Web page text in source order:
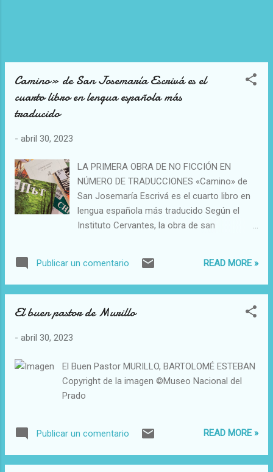
Camino» de San Josemaría Escrivá es el
cuarto libro en lengua española más
traducido
- abril 30, 2023
LA PRIMERA OBRA DE NO FICCIÓN EN
NÚMERO DE TRADUCCIONES «Camino» de
San Josemaría Escrivá es el cuarto libro en
lengua española más traducido Según el
Instituto Cervantes, la obra de san
Cervantes y las novelas de Gabriel García
Márquez «Cien años de soledad» y «El amor
27/04/23 9:37 AM (UNAV/InfoCatólica)
castellana, según el nuevo Mapa Mundial de
la Traducción del Instituto Cervantes. Esta
herramienta, presentada en la IX edición del
Española (CILE) en Cádiz, coloca a este libro
Publicar un comentario READ MORE »
El buen pastor de Murillo
- abril 30, 2023
El Buen Pastor MURILLO, BARTOLOMÉ ESTEBAN
Copyright de la imagen ©Museo Nacional del
Prado
Publicar un comentario READ MORE »